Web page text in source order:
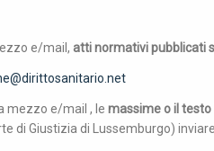
e/mail, atti normativi pubblicati
mezzo e/mail , le massime o il
di Giustizia di Lussemburgo)